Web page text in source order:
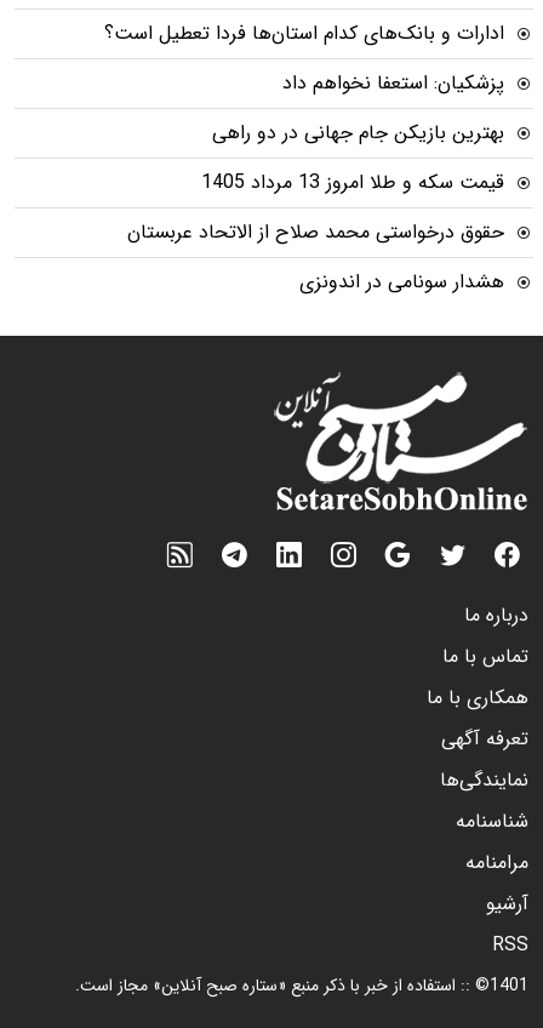
ادارات و بانک‌های کدام استان‌ها فردا تعطیل است؟
پزشکیان: استعفا نخواهم داد
بهترین بازیکن جام جهانی در دو راهی
قیمت سکه و طلا امروز 13 مرداد 1405
حقوق درخواستی محمد صلاح از الاتحاد عربستان
هشدار سونامی در اندونزی
درباره ما
تماس با ما
همکاری با ما
تعرفه آگهی
نمایندگی‌ها
شناسنامه
مرامنامه
آرشیو
RSS
1401© :: استفاده از خبر با ذکر منبع «ستاره صبح آنلاین» مجاز است.